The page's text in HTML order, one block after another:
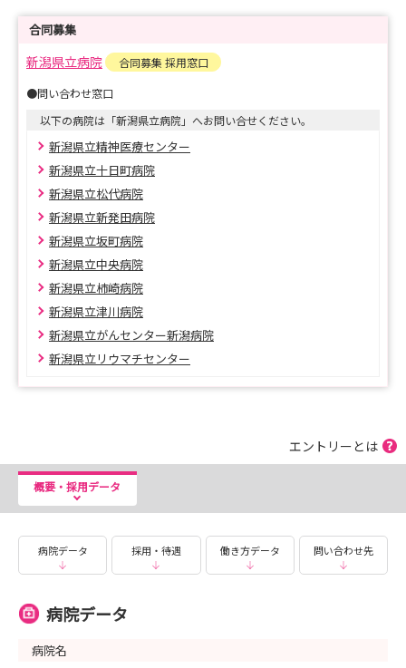
合同募集
新潟県立病院
合同募集 採用窓口
●問い合わせ窓口
以下の病院は「新潟県立病院」へお問い合せください。
新潟県立精神医療センター
新潟県立十日町病院
新潟県立松代病院
新潟県立新発田病院
新潟県立坂町病院
新潟県立中央病院
新潟県立柿崎病院
新潟県立津川病院
新潟県立がんセンター新潟病院
新潟県立リウマチセンター
エントリーとは
概要・採用データ
病院データ 採用・待遇 働き方データ 問い合わせ先
病院データ
病院名